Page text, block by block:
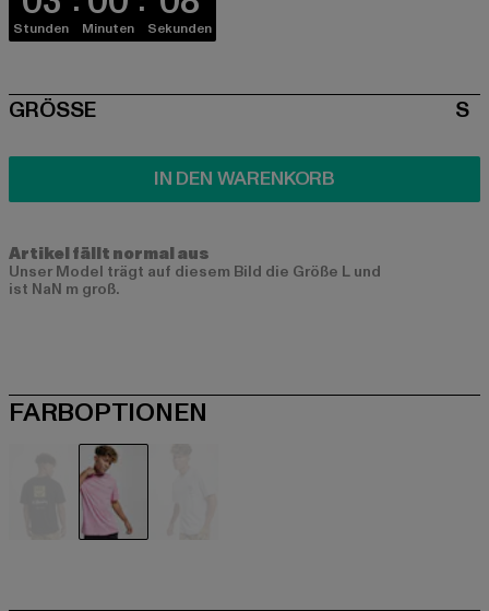
Stunden Minuten Sekunden
SIZE
GRÖSSE S
IN DEN WARENKORB
Artikel fällt normal aus
Unser Model trägt auf diesem Bild die Größe L und
ist NaN m groß.
FARBOPTIONEN